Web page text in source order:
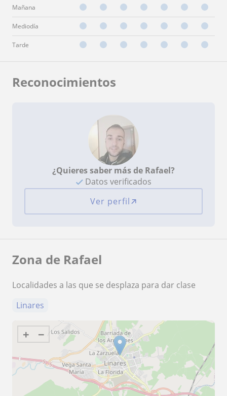
Mañana
Mediodía
Tarde
Reconocimientos
¿Quieres saber más de Rafael?
Datos verificados
Ver perfil
Zona de Rafael
Localidades a las que se desplaza para dar clase
Linares
+ −